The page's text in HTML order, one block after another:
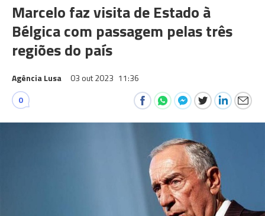
Marcelo faz visita de Estado à
Bélgica com passagem pelas três
regiões do país
Agência Lusa 03 out 2023 11:36
0